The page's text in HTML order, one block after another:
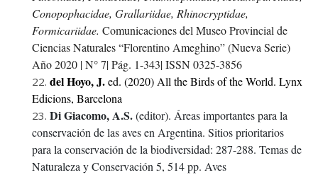
Conopophacidae, Grallariidae, Rhinocryptidae,
Formicariidae. Comunicaciones del Museo Provincial de
Ciencias Naturales “Florentino Ameghino” (Nueva Serie)
Año 2020 | N° 7| Pág. 1-343| ISSN 0325-3856
del Hoyo, J.ed. (2020) All the Birds of the World. Lynx
Edicions, Barcelona
Di Giacomo, A.S.(editor). Áreas importantes para la
conservación de las aves en Argentina. Sitios prioritarios
para la conservación de la biodiversidad: 287-288. Temas de
Naturaleza y Conservación 5, 514 pp. Aves